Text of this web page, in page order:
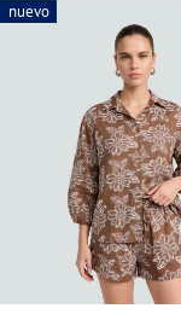
nuevo